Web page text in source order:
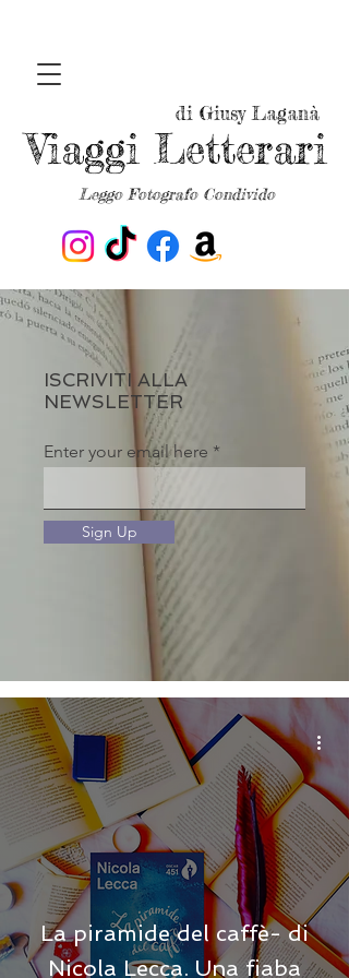
Leggo Fotografo Condivido
Viaggi Letterari
di Giusy Laganà
ISCRIVITI ALLA
NEWSLETTER
Enter your email here
Sign Up
La piramide del caffè- di
Nicola Lecca. Una fiaba